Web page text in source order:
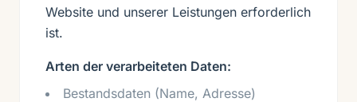
Website und unserer Leistungen erforderlich
ist.
Arten der verarbeiteten Daten:
Bestandsdaten (Name, Adresse)